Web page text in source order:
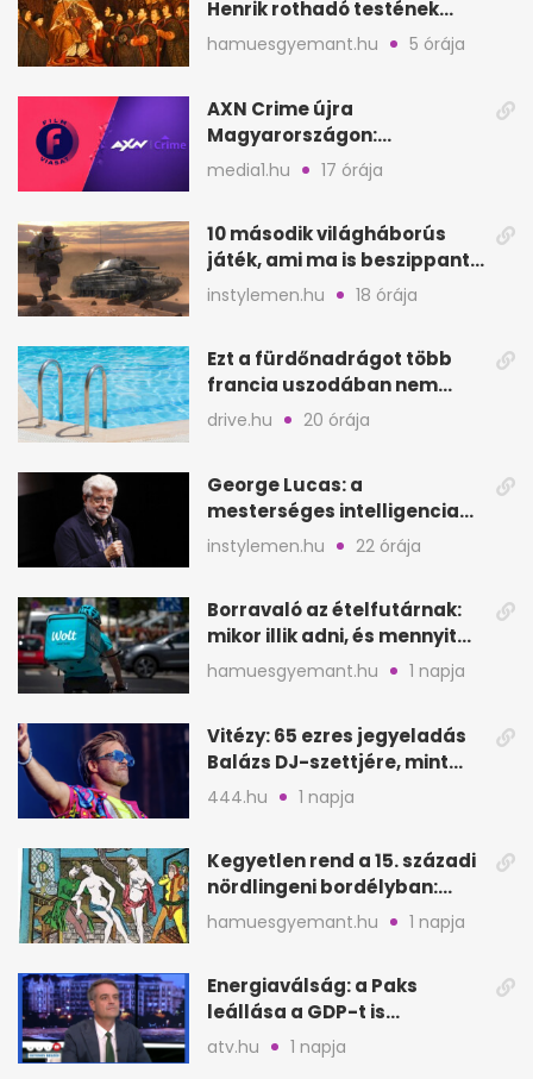
Henrik rothadó testének
szagát
hamuesgyemant.hu 5 órája
AXN Crime újra
Magyarországon:
szeptembertől a Viasat Film
media1.hu 17 órája
10 második világháborús
játék, ami ma is beszippant
a képernyő elé
instylemen.hu 18 órája
Ezt a fürdőnadrágot több
francia uszodában nem
fogadják el
drive.hu 20 órája
George Lucas: a
mesterséges intelligencia
lehet Hollywood következő
lépése
instylemen.hu 22 órája
Borravaló az ételfutárnak:
mikor illik adni, és mennyit
rendeléskor?
hamuesgyemant.hu 1 napja
Vitézy: 65 ezres jegyeladás
Balázs DJ-szettjére, mint
metró nélküli Puskás-meccs
444.hu 1 napja
Kegyetlen rend a 15. századi
nördlingeni bordélyban:
verés, éheztetés
hamuesgyemant.hu 1 napja
Energiaválság: a Paks
leállása a GDP-t is
megütheti, int az
Oeconomus
atv.hu 1 napja